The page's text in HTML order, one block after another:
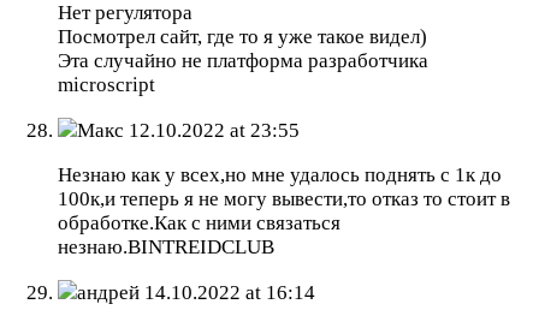
Нет регулятора
Посмотрел сайт, где то я уже такое видел)
Эта случайно не платформа разработчика
microscript
Макс 12.10.2022 at 23:55
Незнаю как у всех,но мне удалось поднять с 1к до
100к,и теперь я не могу вывести,то отказ то стоит в
обработке.Как с ними связаться
незнаю.BINTREIDCLUB
андрей 14.10.2022 at 16:14